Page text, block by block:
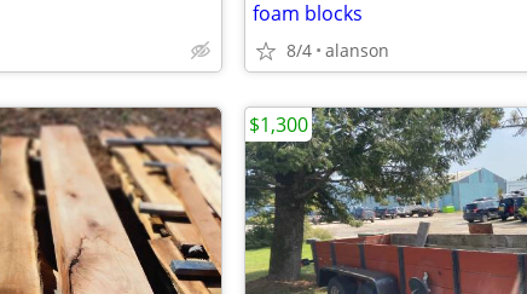
foam blocks
8/4 alanson
$1,300